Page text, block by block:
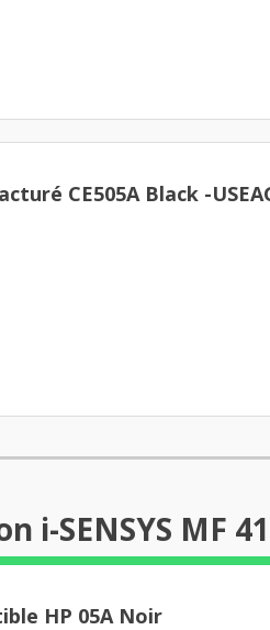
Hp 05A - Toner Remanufacturé CE505A Black
i-SENSYS MF
HP 05A Noir